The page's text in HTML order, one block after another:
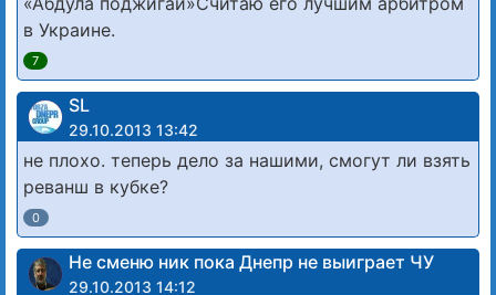
в Украине.
7
SL
29.10.2013 13:42
не плохо. теперь дело за нашими, смогут ли взять
реванш в кубке?
0
Не сменю ник пока Днепр не выиграет ЧУ
29.10.2013 14:12